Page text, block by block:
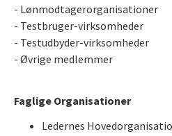
- Lønmodtagerorganisationer
- Testbruger-virksomheder
- Testudbyder-virksomheder
- Øvrige medlemmer
Faglige Organisationer
Ledernes